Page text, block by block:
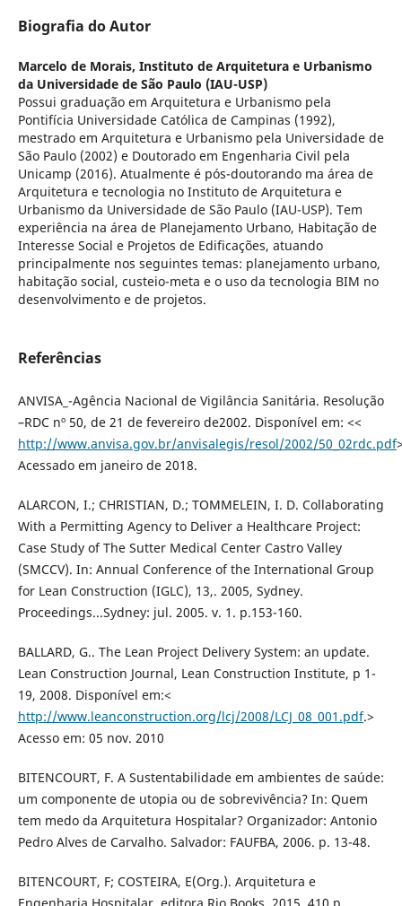
Biografia do Autor
Marcelo de Morais, Instituto de Arquitetura e Urbanismo
da Universidade de São Paulo (IAU-USP)
Possui graduação em Arquitetura e Urbanismo pela
Pontifícia Universidade Católica de Campinas (1992),
mestrado em Arquitetura e Urbanismo pela Universidade de
São Paulo (2002) e Doutorado em Engenharia Civil pela
Unicamp (2016). Atualmente é pós-doutorando ma área de
Arquitetura e tecnologia no Instituto de Arquitetura e
Urbanismo da Universidade de São Paulo (IAU-USP). Tem
experiência na área de Planejamento Urbano, Habitação de
Interesse Social e Projetos de Edificações, atuando
principalmente nos seguintes temas: planejamento urbano,
habitação social, custeio-meta e o uso da tecnologia BIM no
desenvolvimento e de projetos.
Referências
ANVISA_-Agência Nacional de Vigilância Sanitária. Resolução
–RDC nº 50, de 21 de fevereiro de2002. Disponível em: <<
http://www.anvisa.gov.br/anvisalegis/resol/2002/50_02rdc.pdf
Acessado em janeiro de 2018.
ALARCON, I.; CHRISTIAN, D.; TOMMELEIN, I. D. Collaborating
With a Permitting Agency to Deliver a Healthcare Project:
Case Study of The Sutter Medical Center Castro Valley
(SMCCV). In: Annual Conference of the International Group
for Lean Construction (IGLC), 13,. 2005, Sydney.
Proceedings...Sydney: jul. 2005. v. 1. p.153-160.
BALLARD, G.. The Lean Project Delivery System: an update.
Lean Construction Journal, Lean Construction Institute, p 1-
19, 2008. Disponível em:<
http://www.leanconstruction.org/lcj/2008/LCJ_08_001.pdf.>
Acesso em: 05 nov. 2010
BITENCOURT, F. A Sustentabilidade em ambientes de saúde:
um componente de utopia ou de sobrevivência? In: Quem
tem medo da Arquitetura Hospitalar? Organizador: Antonio
Pedro Alves de Carvalho. Salvador: FAUFBA, 2006. p. 13-48.
BITENCOURT, F; COSTEIRA, E(Org.). Arquitetura e
Engenharia Hospitalar, editora Rio Books, 2015, 410 p.